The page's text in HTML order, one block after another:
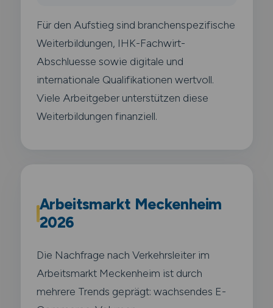
Für den Aufstieg sind branchenspezifische
Weiterbildungen, IHK-Fachwirt-
Abschluesse sowie digitale und
internationale Qualifikationen wertvoll.
Viele Arbeitgeber unterstützen diese
Weiterbildungen finanziell.
Arbeitsmarkt Meckenheim
2026
Die Nachfrage nach Verkehrsleiter im
Arbeitsmarkt Meckenheim ist durch
mehrere Trends geprägt: wachsendes E-